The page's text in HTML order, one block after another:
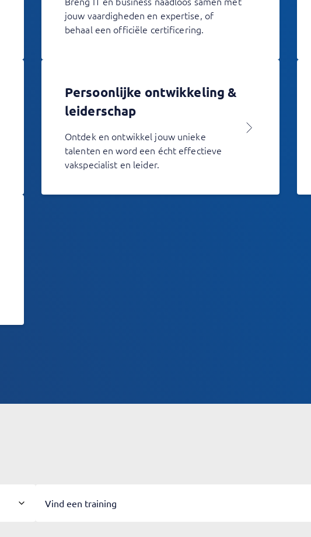
jouw vaardigheden en expertise, of
behaal een officiële certificering.
Persoonlijke ontwikkeling &
leiderschap
Ontdek en ontwikkel jouw unieke
talenten en word een écht effectieve
vakspecialist en leider.